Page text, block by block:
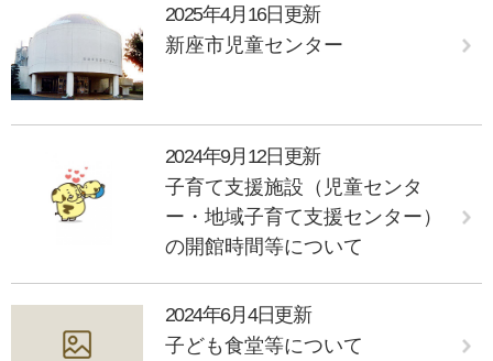
2025年4月16日更新
新座市児童センター
2024年9月12日更新
子育て支援施設（児童センタ
ー・地域子育て支援センター）
の開館時間等について
2024年6月4日更新
子ども食堂等について